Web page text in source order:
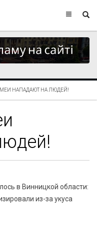
НАПАДАЮТ НА ЛЮДЕЙ!
в Винницкой области:
из-за укуса